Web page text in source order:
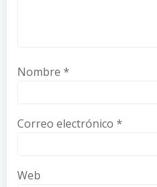
Nombre *
Correo electrónico *
Web